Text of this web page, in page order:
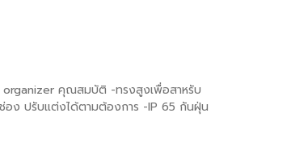
คุณสมบัติ -ทรงสูงเพื่อสาหรับ
ง ปรับแต่งได้ตามต้องการ -IP 65 กันฝุ่น